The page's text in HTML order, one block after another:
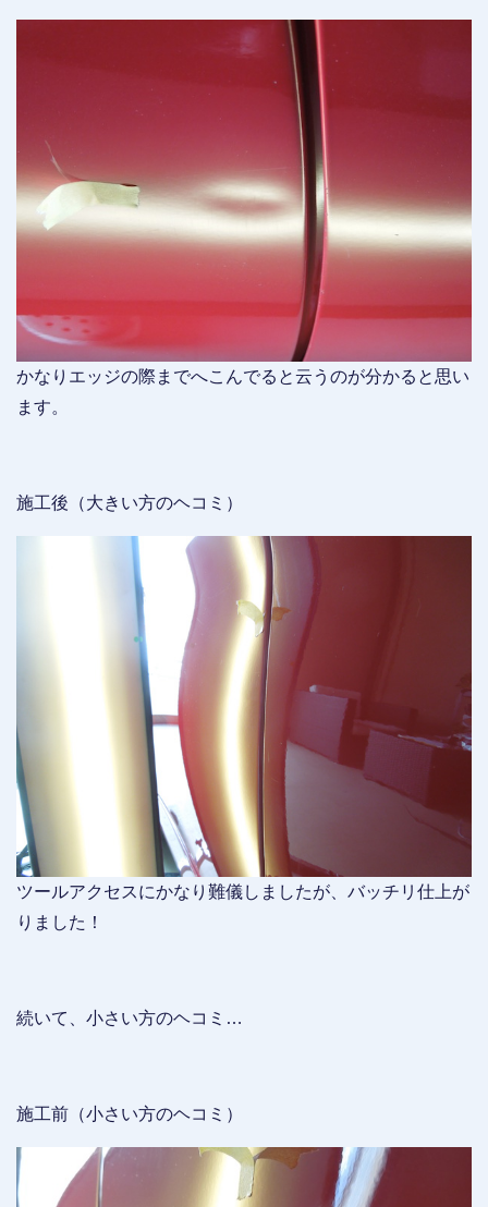
かなりエッジの際までへこんでると云うのが分かると思い
ます。
施工後（大きい方のヘコミ）
ツールアクセスにかなり難儀しましたが、バッチリ仕上が
りました！
続いて、小さい方のヘコミ…
施工前（小さい方のヘコミ）